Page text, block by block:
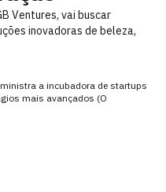
Ventures, vai buscar
inovadoras de beleza,
a incubadora de startups
mais avançados (O